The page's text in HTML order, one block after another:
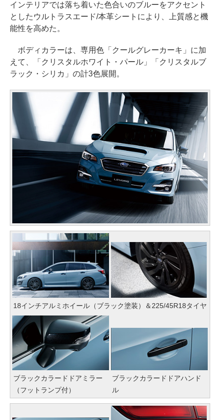
インテリアでは落ち着いた色合いのブルーをアクセント
としたウルトラスエード/本革シートにより、上質感と機
能性を高めた。
ボディカラーは、専用色「クールグレーカーキ」に加
えて、「クリスタルホワイト・パール」「クリスタルブ
ラック・シリカ」の計3色展開。
18インチアルミホイール（ブラック塗装）＆225/45R18タイヤ
ブラックカラードドアミラー
（フットランプ付）
ブラックカラードドアハンド
ル